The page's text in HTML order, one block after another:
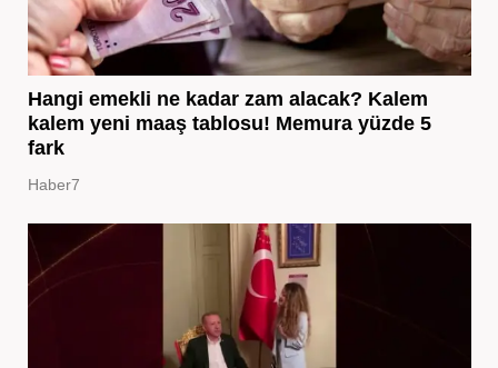
Hangi emekli ne kadar zam alacak? Kalem
kalem yeni maaş tablosu! Memura yüzde 5
fark
Haber7